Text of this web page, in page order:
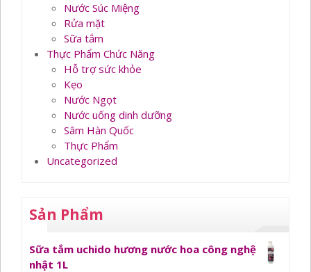
Nước Súc Miệng
Rửa mặt
Sữa tắm
Thực Phẩm Chức Năng
Hỗ trợ sức khỏe
Kẹo
Nước Ngọt
Nước uống dinh dưỡng
Sâm Hàn Quốc
Thực Phẩm
Uncategorized
Sản Phẩm
Sữa tắm uchido hương nước hoa công nghệ
nhật 1L